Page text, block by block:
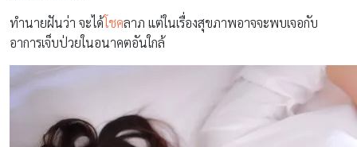
ทำนายฝันว่า จะได้โชคลาภ แต่ในเรื่องสุขภาพอาจจะพบเจอกับ
อาการเจ็บป่วยในอนาคตอันใกล้